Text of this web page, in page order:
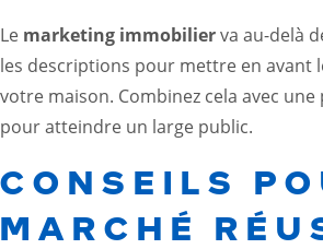
Le marketing immobilierva au-delà
les descriptions pour mettre en avant
votre maison. Combinez cela avec
pour atteindre un large public.
CONSEILS
MARCHÉ